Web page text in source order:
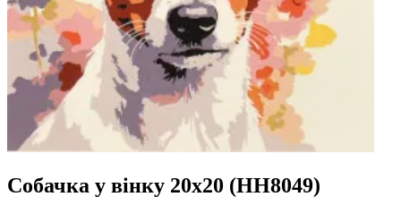
Собачка у вінку 20х20 (HH8049)